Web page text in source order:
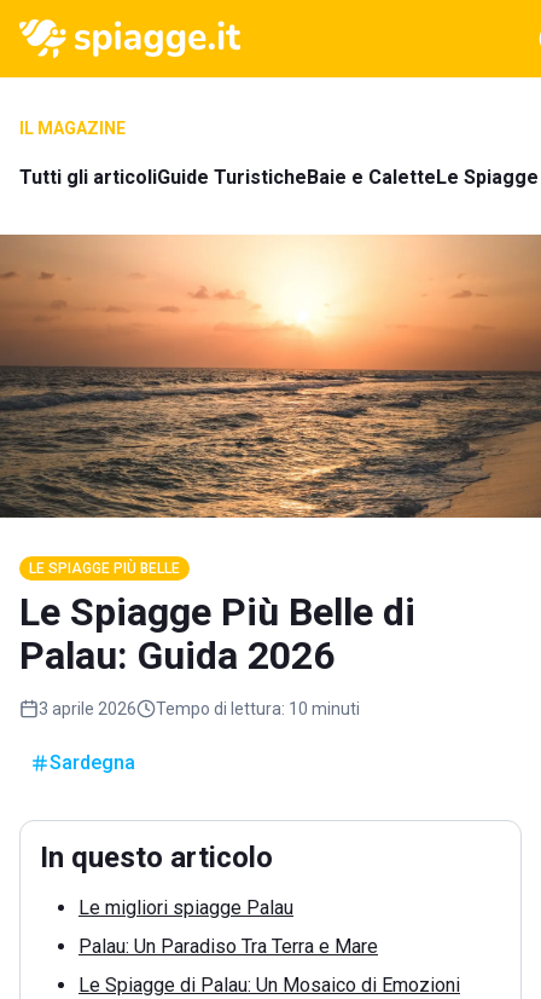
IL MAGAZINE
Tutti gli articoliGuide TuristicheBaie e CaletteLe
LE SPIAGGE PIÙ BELLE
Le Spiagge Più Belle di
Palau: Guida 2026
3 aprile 2026 Tempo di lettura: 10 minuti
Sardegna
In questo articolo
Le migliori spiagge Palau
Palau: Un Paradiso Tra Terra e Mare
Le Spiagge di Palau: Un Mosaico di Emozioni